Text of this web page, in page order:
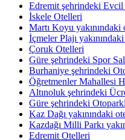
Edremit şehrindeki
İskele Otelleri
Martı Koyu yakınındaki
İçmeler Plajı
Çoruk Otelleri
Güre şehrindeki Spor
Burhaniye şehrindeki
Öğretmenler Mahallesi
Altınoluk şehrindeki
Güre şehrindeki
Kaz Dağı yakınındaki
Kazdağı Milli Parkı
Edremit Otelleri